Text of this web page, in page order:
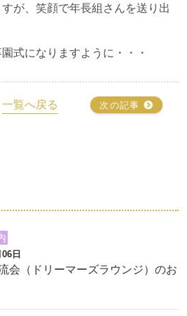
が、笑顔で年長組さんを送り出
式になりますように・・・
一覧へ戻る 次の記事
日
会（ドリーマーズラウンジ）のお